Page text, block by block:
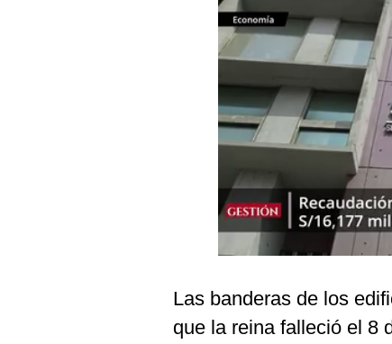
Las banderas de los
que la reina falleció el 8